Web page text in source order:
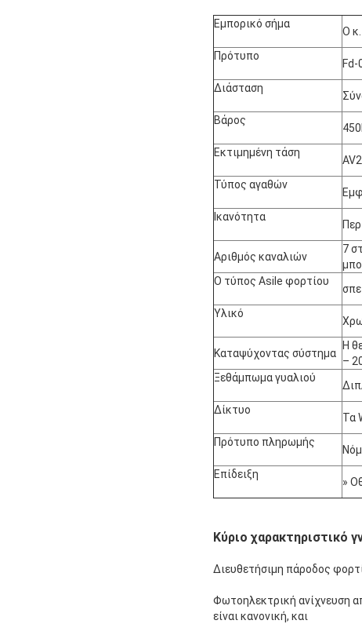
Εμπορικό σήμα
Ο
Πρότυπο
Fd-
Διάσταση
Βάρος
Εκτιμημένη τάση
Τύπος αγαθών
Ικανότητα
Αριθμός καναλιών
7
Ο τύπος Asile φορτίου
Υλικό
Καταψύχοντας σύστημα
Η
–
Ξεθάμπωμα γυαλιού
Δίκτυο
Τα
Πρότυπο πληρωμής
Επίδειξη
»
Κύριο χαρακτηριστικό
Διευθετήσιμη πάροδος
Φωτοηλεκτρική ανίχνευση
είναι κανονική, και